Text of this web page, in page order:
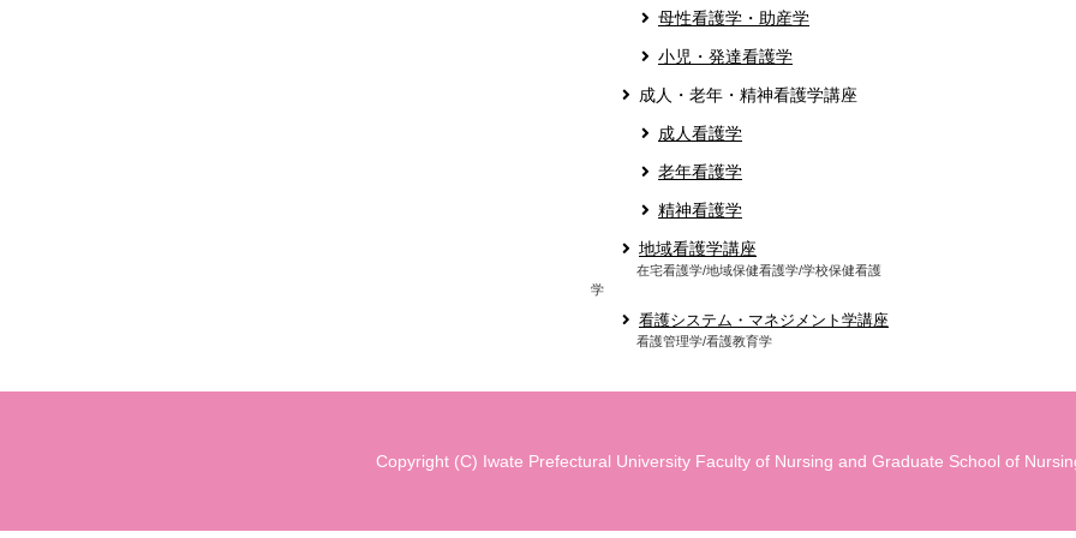
母性看護学・助産学
小児・発達看護学
成人・老年・精神看護学講座
成人看護学
老年看護学
精神看護学
地域看護学講座
在宅看護学/地域保健看護学/学校保健看護
学
看護システム・マネジメント学講座
看護管理学/看護教育学
Copyright (C) Iwate Prefectural University Faculty of Nursing and Graduate School of